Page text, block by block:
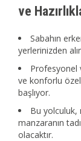
ve
Sabahın
yerlerinizden
Profesyonel
ve konforlu
başlıyor.
Bu yolculuk,
manzaranın
olacaktır.